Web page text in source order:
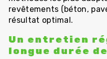
revêtements (béton,
résultat optimal.
Un entretien
longue durée